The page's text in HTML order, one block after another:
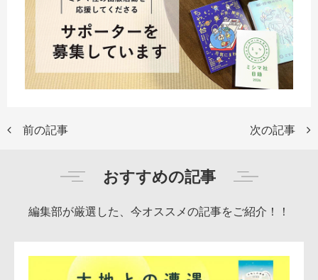
前の記事 次の記事
おすすめの記事
編集部が厳選した、今オススメの記事をご紹介！！